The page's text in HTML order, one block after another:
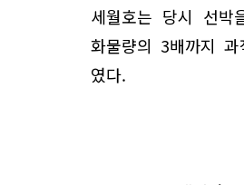
세월호는 당시 선박
화물량의 3배까지
였다.